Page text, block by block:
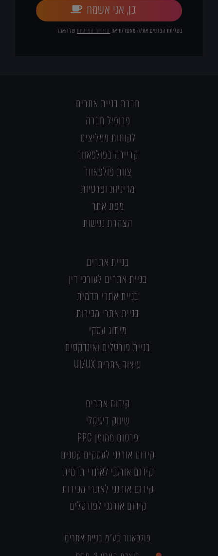
כן, אני אשמח
בשליחת הפרטים את/ה מאשר/ת את מדיניות הפרטיותשל האתר
חברת בניית אתרים
פרופיל חברה
לקוחות ממליצים
קריירה בפולפאוור
צוות פולפאוור
מדיניות ופרטיות
מפת אתר
הצהרת נגישות
בניית אתרים
בניית אתרים לעורכי דין
בניית אתרי תדמית
בניית אתרי מכירות
מיתוג עסקי
בניית פורטלים ואינדקסים
עיצוב אתרים UI/UX
קידום אתרים
שיווק דיגיטלי
פרסום ממומן PPC
קידום אורגני לעסקים קטנים
קידום אורגני לאתרי תדמית
קידום אורגני לאתרי מכירות
קידום אורגני לפורטלים
פולפאוור בע"מ בניית אתרים